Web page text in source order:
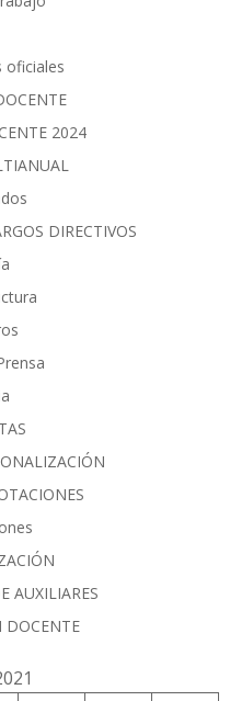
oficiales
2024
DIRECTIVOS
AUXILIARES
DOCENTE